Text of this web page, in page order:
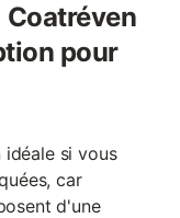
Coatréven
pour
si vous
car
d'une